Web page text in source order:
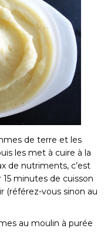
de terre et les
les met à cuire à la
de nutriments, c’est
minutes de cuisson
(référez-vous sinon au
au moulin à purée